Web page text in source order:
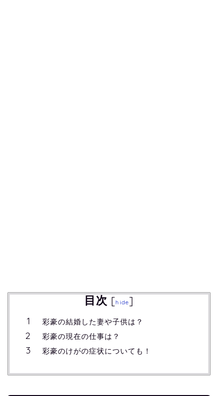
目次 [hide]
彩豪の結婚した妻や子供は？
彩豪の現在の仕事は？
彩豪のけがの症状についても！